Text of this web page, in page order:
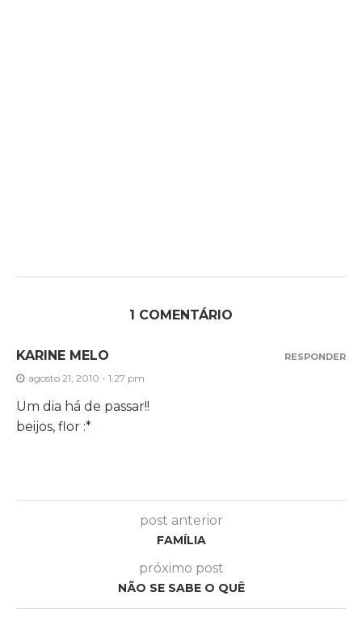
1 COMENTÁRIO
KARINE MELO
agosto 21, 2010 - 1:27 pm
Um dia há de passar!!
beijos, flor :*
RESPONDER
post anterior
FAMÍLIA
próximo post
NÃO SE SABE O QUÊ